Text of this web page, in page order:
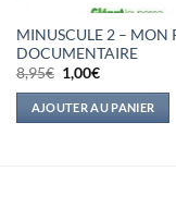
MINUSCULE 2 – MON
DOCUMENTAIRE
8,95€ Le
prix
initial
était :
8,95€.
1,00€Le
actuel
est :
1,00€.
AJOUTER AU PANIER